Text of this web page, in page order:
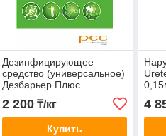
Дезинфицирующее
средство (универсальное)
Дезбарьер Плюс
2 200₸/кг
Купить
4